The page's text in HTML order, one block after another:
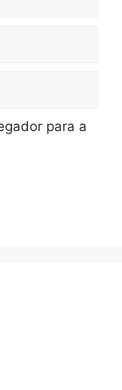
para a